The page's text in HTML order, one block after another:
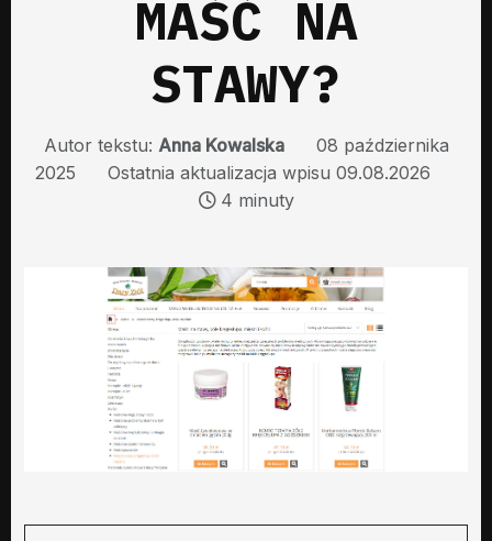
MAŚĆ NA
STAWY?
Autor tekstu: Anna Kowalska
08 października
2025
Ostatnia aktualizacja wpisu 09.08.2026
4 minuty